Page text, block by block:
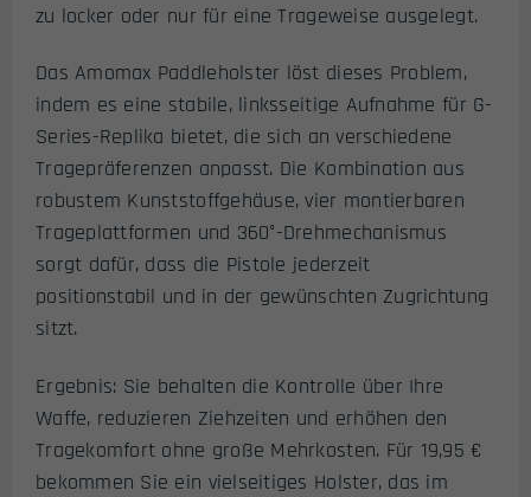
zu locker oder nur für eine Trageweise ausgelegt.
Das Amomax Paddleholster löst dieses Problem,
indem es eine stabile, linksseitige Aufnahme für G-
Series-Replika bietet, die sich an verschiedene
Tragepräferenzen anpasst. Die Kombination aus
robustem Kunststoffgehäuse, vier montierbaren
Trageplattformen und 360°-Drehmechanismus
sorgt dafür, dass die Pistole jederzeit
positionstabil und in der gewünschten Zugrichtung
sitzt.
Ergebnis: Sie behalten die Kontrolle über Ihre
Waffe, reduzieren Ziehzeiten und erhöhen den
Tragekomfort ohne große Mehrkosten. Für 19,95 €
bekommen Sie ein vielseitiges Holster, das im